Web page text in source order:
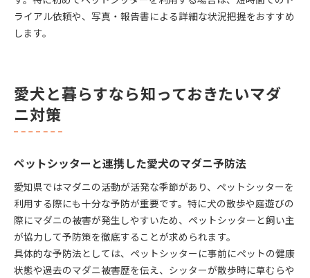
ライアル依頼や、写真・報告書による詳細な状況把握をおすすめ
します。
愛犬と暮らすなら知っておきたいマダ
ニ対策
ペットシッターと連携した愛犬のマダニ予防法
愛知県ではマダニの活動が活発な季節があり、ペットシッターを
利用する際にも十分な予防が重要です。特に犬の散歩や庭遊びの
際にマダニの被害が発生しやすいため、ペットシッターと飼い主
が協力して予防策を徹底することが求められます。
具体的な予防法としては、ペットシッターに事前にペットの健康
状態や過去のマダニ被害歴を伝え、シッターが散歩時に草むらや